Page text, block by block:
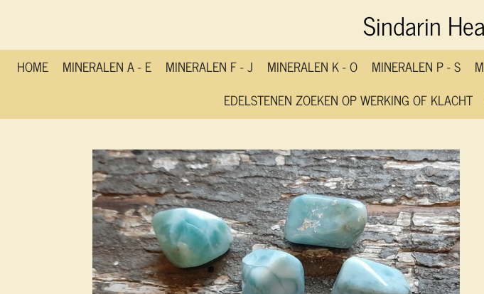
de
hoofdinhoud
Sindarin
HOME MINERALEN A - E MINERALEN F - J MINERALEN K - O MINERALEN P - S
EDELSTENEN ZOEKEN OP WERKING OF KLACHT